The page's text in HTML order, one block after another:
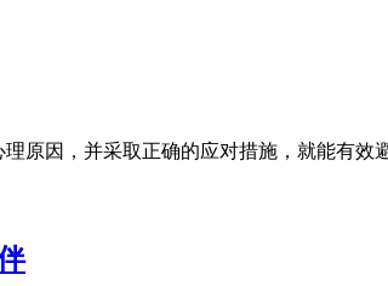
原因，并采取正确的应对措施，就能有